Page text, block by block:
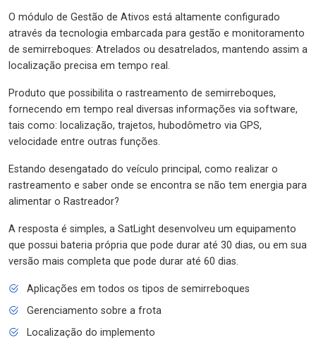
O módulo de Gestão de Ativos está altamente configurado
através da tecnologia embarcada para gestão e monitoramento
de semirreboques: Atrelados ou desatrelados, mantendo assim a
localização precisa em tempo real.
Produto que possibilita o rastreamento de semirreboques,
fornecendo em tempo real diversas informações via software,
tais como: localização, trajetos, hubodômetro via GPS,
velocidade entre outras funções.
Estando desengatado do veículo principal, como realizar o
rastreamento e saber onde se encontra se não tem energia para
alimentar o Rastreador?
A resposta é simples, a SatLight desenvolveu um equipamento
que possui bateria própria que pode durar até 30 dias, ou em sua
versão mais completa que pode durar até 60 dias.
Aplicações em todos os tipos de semirreboques
Gerenciamento sobre a frota
Localização do implemento